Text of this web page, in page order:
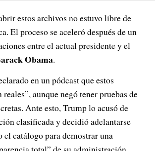
estos archivos no estuvo libre de
El proceso se aceleró después de un
entre el actual presidente y el
Obama.
en un pódcast que estos
reales”, aunque negó tener pruebas de
Ante esto, Trump lo acusó de
clasificada y decidió adelantarse
catálogo para demostrar una